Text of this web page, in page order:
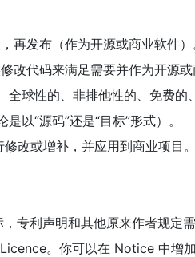
发布（作为开源或商业软件）
代码来满足需要并作为开源或
球性的、非排他性的、免费的
以“源码”还是“目标”形式）。
或增补，并应用到商业项目
专利声明和其他原来作者规定
。你可以在 Notice 中增